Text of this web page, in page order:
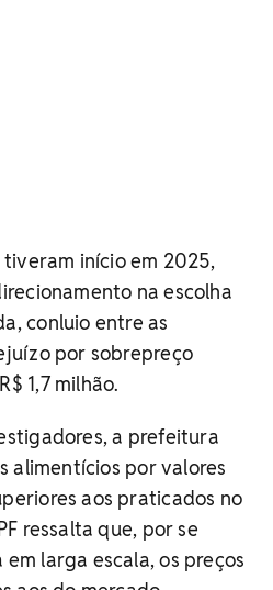
início em 2025,
na escolha
conluio entre as
por sobrepreço
1,7 milhão.
a prefeitura
alimentícios por valores
aos praticados no
ressalta que, por se
larga escala, os preços